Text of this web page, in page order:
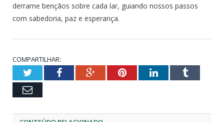
derrame bençãos sobre cada lar, guiando nossos passos
com sabedoria, paz e esperança.
COMPARTILHAR:
TwitterFacebookGoogle+PinterestLinkedInTumblr
Email